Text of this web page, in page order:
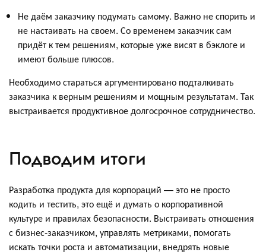
Не даём заказчику подумать самому. Важно не спорить и
не настаивать на своем. Со временем заказчик сам
придёт к тем решениям, которые уже висят в бэклоге и
имеют больше плюсов.
Необходимо стараться аргументировано подталкивать
заказчика к верным решениям и мощным результатам. Так
выстраивается продуктивное долгосрочное сотрудничество.
Подводим итоги
Разработка продукта для корпораций — это не просто
кодить и тестить, это ещё и думать о корпоративной
культуре и правилах безопасности. Выстраивать отношения
с бизнес-заказчиком, управлять метриками, помогать
искать точки роста и автоматизации, внедрять новые